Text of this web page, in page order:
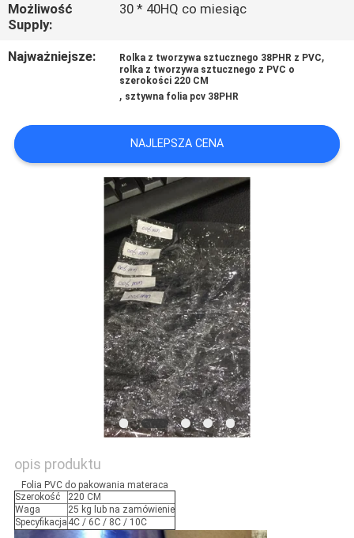
SIĘ
Z
POPROSIĆ
O
AKTUALNOŚCI
Możliwość
Supply:
30 * 40HQ co miesiąc
Najważniejsze: Rolka z tworzywa sztucznego 38PHR z PVC,
rolka z tworzywa sztucznego z PVC o
szerokości 220 CM
, sztywna folia pcv 38PHR
NAJLEPSZA CENA
opis produktu
Folia PVC do pakowania materaca
Szerokość
220 CM
Waga
25 kg lub na zamówienie
Specyfikacja 4C / 6C / 8C / 10C